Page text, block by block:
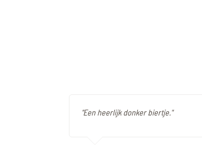
"Een heerlijk donker biertje."